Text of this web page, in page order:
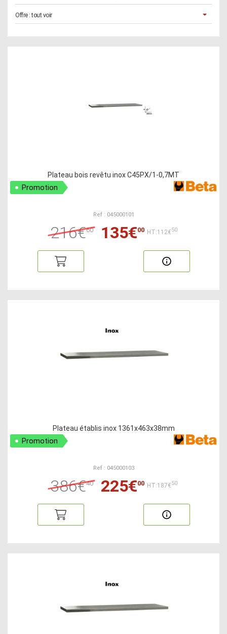
Offre :tout voir
Plateau bois revêtu inox C45PX/1-0,7MT
Promotion
Ref : 045000101
216€60 135€00 HT:112€50
Plateau établis inox 1361x463x38mm
Promotion
Ref : 045000103
386€40 225€00 HT:187€50